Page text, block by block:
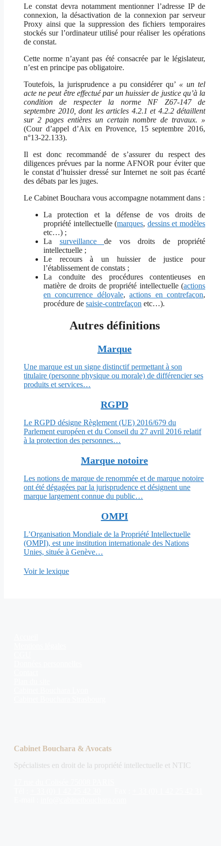
Le constat devra notamment mentionner l’adresse IP de
connexion, la désactivation de la connexion par serveur
Proxy ainsi que la suppression des fichiers temporaires
stockés sur l’ordinateur utilisé pour réaliser les opérations
de constat.
Cette norme n’ayant pas été consacrée par le législateur,
n’est en principe pas obligatoire.
Toutefois, la jurisprudence a pu considérer qu’ « un tel
acte ne peut être effectué par un huissier de justice qu’à la
condition de respecter la norme NF Z67-147 de
septembre 2010, dont les articles 4.2.1 et 4.2.2 détaillent
sur 2 pages entières un certain nombre de travaux. »
(Cour d’appel d’Aix en Provence, 15 septembre 2016,
n°13-22.133).
Il est donc recommandé de s’assurer du respect des
diligences prévues par la norme AFNOR pour éviter que
le constat d’huissier dressé sur Internet ne soit pas écarté
des débats par les juges.
Le Cabinet Bouchara vous accompagne notamment dans :
La protection et la défense de vos droits de
propriété intellectuelle (marques, dessins et modèles
etc…) ;
La surveillance de vos droits de propriété
intellectuelle ;
Le recours à un huissier de justice pour
l’établissement de constats ;
La conduite des procédures contentieuses en
matière de droits de propriété intellectuelle (actions
en concurrence déloyale,actions en contrefaçon,
procédure de saisie-contrefaçon etc…).
Autres définitions
Marque
Une marque est un signe distinctif permettant à son
titulaire (personne physique ou morale) de différencier ses
produits et services…
RGPD
Le RGPD désigne Règlement (UE) 2016/679 du
Parlement européen et du Conseil du 27 avril 2016 relatif
à la protection des personnes…
Marque notoire
Les notions de marque de renommée et de marque notoire
ont été dégagées par la jurisprudence et désignent une
marque largement connue du public…
OMPI
L’Organisation Mondiale de la Propriété Intellectuelle
(OMPI), est une institution internationale des Nations
Unies, située à Genève…
Voir le lexique
Cabinet Bouchara & Avocats
Spécialistes en droit de la propriété intellectuelle et NTIC